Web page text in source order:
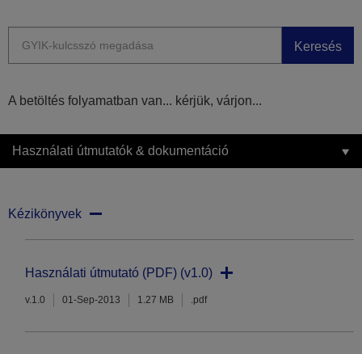
Keresés
A betöltés folyamatban van... kérjük, várjon...
Használati útmutatók & dokumentáció
Kézikönyvek
Használati útmutató (PDF) (v1.0)
v.1.0 01-Sep-2013 1.27 MB .pdf